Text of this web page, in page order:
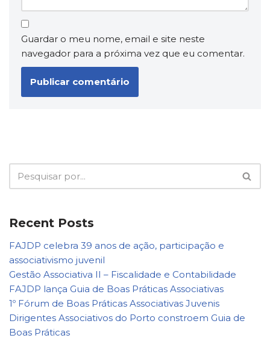
Guardar o meu nome, email e site neste
navegador para a próxima vez que eu comentar.
Recent Posts
FAJDP celebra 39 anos de ação, participação e
associativismo juvenil
Gestão Associativa II – Fiscalidade e Contabilidade
FAJDP lança Guia de Boas Práticas Associativas
1º Fórum de Boas Práticas Associativas Juvenis
Dirigentes Associativos do Porto constroem Guia de
Boas Práticas